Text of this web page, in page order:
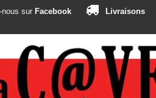
sur Facebook Livraisons